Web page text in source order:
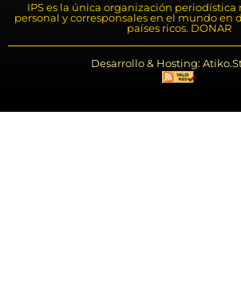
IPS es la única organización
personal y corresponsales en el mundo en
países ricos. DONAR
Desarrollo & Hosting: